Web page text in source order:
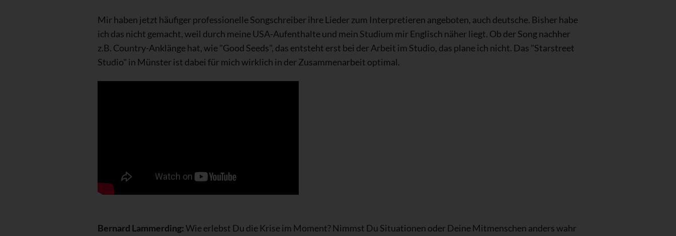
Mir haben jetzt häufiger professionelle Songschreiber ihre Lieder zum Interpretieren angeboten, auch deutsche. Bisher habe
ich das nicht gemacht, weil durch meine USA-Aufenthalte und mein Studium mir Englisch näher liegt. Ob der Song nachher
z.B. Country-Anklänge hat, wie "Good Seeds", das entsteht erst bei der Arbeit im Studio, das plane ich nicht. Das "Starstreet
Studio" in Münster ist dabei für mich wirklich in der Zusammenarbeit optimal.
Bernard Lammerding:Wie erlebst Du die Krise im Moment? Nimmst Du Situationen oder Deine Mitmenschen anders wahr